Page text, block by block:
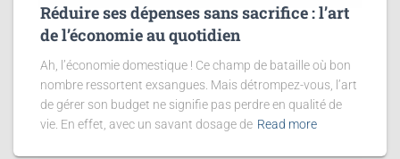
Réduire ses dépenses sans sacrifice : l’art
de l’économie au quotidien
Ah, l’économie domestique ! Ce champ de bataille où bon
nombre ressortent exsangues. Mais détrompez-vous, l’art
de gérer son budget ne signifie pas perdre en qualité de
vie. En effet, avec un savant dosage de Read more